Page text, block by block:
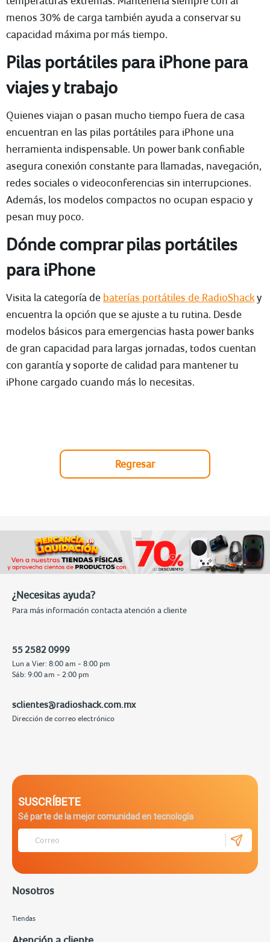
menos 30% de carga también ayuda a conservar su
capacidad máxima por más tiempo.
Pilas portátiles para iPhone para
viajes y trabajo
Quienes viajan o pasan mucho tiempo fuera de casa
encuentran en las pilas portátiles para iPhone una
herramienta indispensable. Un power bank confiable
asegura conexión constante para llamadas, navegación,
redes sociales o videoconferencias sin interrupciones.
Además, los modelos compactos no ocupan espacio y
pesan muy poco.
Dónde comprar pilas portátiles
para iPhone
Visita la categoría de baterías portátiles de RadioShacky
encuentra la opción que se ajuste a tu rutina. Desde
modelos básicos para emergencias hasta power banks
de gran capacidad para largas jornadas, todos cuentan
con garantía y soporte de calidad para mantener tu
iPhone cargado cuando más lo necesitas.
Regresar
¿Necesitas ayuda?
Para más información contacta atención a cliente
55 2582 0999
Lun a Vier: 8:00 am - 8:00 pm
Sáb: 9:00 am - 2:00 pm
sclientes@radioshack.com.mx
Dirección de correo electrónico
SUSCRÍBETE
Sé parte de la mejor comunidad en tecnología
Nosotros
Tiendas